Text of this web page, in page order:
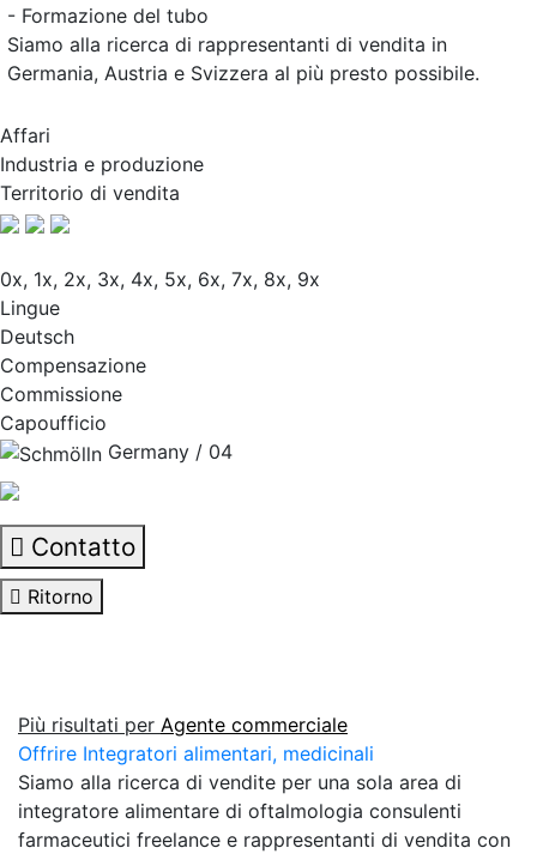
- Formazione del tubo
Siamo alla ricerca di rappresentanti di vendita in
Germania, Austria e Svizzera al più presto possibile.
Affari
Industria e produzione
Territorio di vendita
0x, 1x, 2x, 3x, 4x, 5x, 6x, 7x, 8x, 9x
Lingue
Deutsch
Compensazione
Commissione
Capoufficio
Germany / 04
Contatto
Ritorno
Più risultati per Agente commerciale
Offrire Integratori alimentari, medicinali
Siamo alla ricerca di vendite per una sola area di
integratore alimentare di oftalmologia consulenti
farmaceutici freelance e rappresentanti di vendita con